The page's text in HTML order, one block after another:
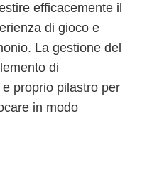
efficacemente il
di gioco e
La gestione del
di
proprio pilastro per
in modo